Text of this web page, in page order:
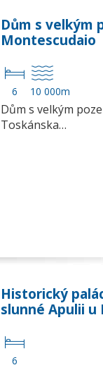
Dům s velkým
Montescudaio
6 10 000m
Dům s velkým
Toskánska…
Historický
slunné Apulii u
6